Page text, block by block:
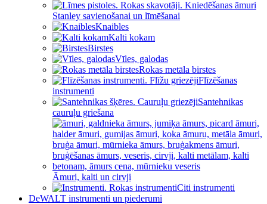
Stanley savienošanai un līmēšanai
Knaibles
Kalti kokam
Birstes
Vīles, galodas
Rokas metāla birstes
Flīzēšanas
instrumenti
Santehnikas
cauruļu griešana
Āmuri, kalti un cirvji
Citi instrumenti
DeWALT instrumenti un piederumi